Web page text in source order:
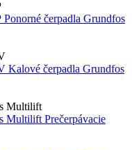
Ponorné čerpadla Grundfos
Kalové čerpadla Grundfos
Prečerpávacie